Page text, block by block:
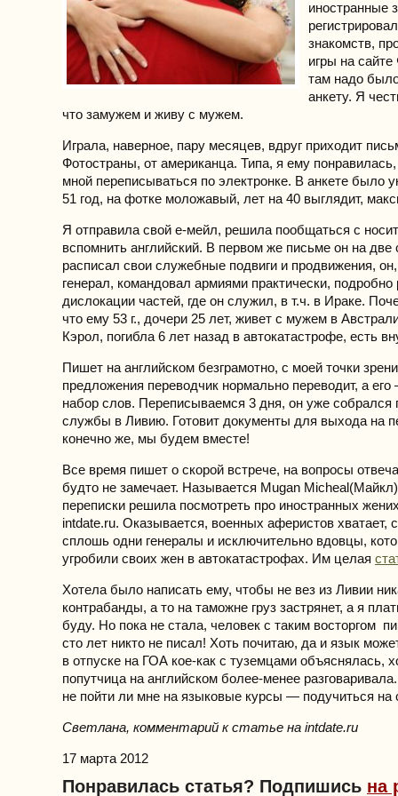
иностранные
знакомств,
игры на
там надо
анкету. Я
что замужем и живу с мужем.
Играла, наверное, пару месяцев, вдруг приходит
Фотостраны, от американца. Типа, я ему
мной переписываться по электронке. В анкете было
51 год, на фотке моложавый, лет на 40 выглядит,
Я отправила свой е-мейл, решила пообщаться с
вспомнить английский. В первом же письме он на две
расписал свои служебные подвиги и продвижения,
генерал, командовал армиями практически,
дислокации частей, где он служил, в т.ч. в Ираке.
что ему 53 г., дочери 25 лет, живет с мужем в
Кэрол, погибла 6 лет назад в автокатастрофе, есть
Пишет на английском безграмотно, с моей точки
предложения переводчик нормально переводит, а его
набор слов. Переписываемся 3 дня, он уже собрался
службы в Ливию. Готовит документы для выхода на
конечно же, мы будем вместе!
Все время пишет о скорой встрече, на вопросы
будто не замечает. Называется Mugan
переписки решила посмотреть про иностранных
intdate.ru. Оказывается, военных аферистов хватает,
сплошь одни генералы и исключительно вдовцы,
угробили своих жен в автокатастрофах. Им целая
Хотела было написать ему, чтобы не вез из Ливии
контрабанды, а то на таможне груз застрянет, а я
буду. Но пока не стала, человек с таким восторгом
сто лет никто не писал! Хоть почитаю, да и язык
в отпуске на ГОА кое-как с туземцами объяснялась,
попутчица на английском более-менее
не пойти ли мне на языковые курсы — подучиться на
Светлана, комментарий к статье на intdate.ru
17 марта 2012
Понравилась статья? Подпишись на